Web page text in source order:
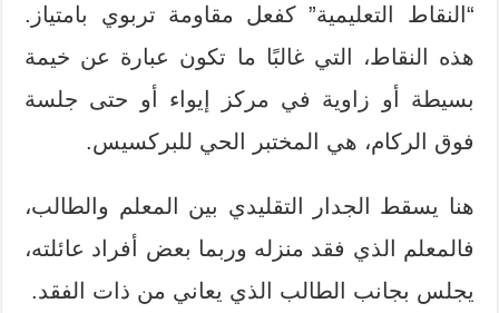
“النقاط التعليمية” كفعل مقاومة تربوي بامتياز.
هذه النقاط، التي غالبًا ما تكون عبارة عن خيمة
بسيطة أو زاوية في مركز إيواء أو حتى جلسة
فوق الركام، هي المختبر الحي للبركسيس.
هنا يسقط الجدار التقليدي بين المعلم والطالب،
فالمعلم الذي فقد منزله وربما بعض أفراد عائلته،
يجلس بجانب الطالب الذي يعاني من ذات الفقد.